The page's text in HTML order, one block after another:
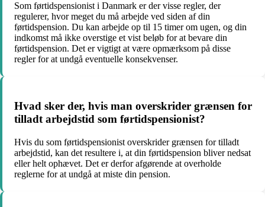
Som førtidspensionist i Danmark er der visse regler, der
regulerer, hvor meget du må arbejde ved siden af din
førtidspension. Du kan arbejde op til 15 timer om ugen, og din
indkomst må ikke overstige et vist beløb for at bevare din
førtidspension. Det er vigtigt at være opmærksom på disse
regler for at undgå eventuelle konsekvenser.
Hvad sker der, hvis man overskrider grænsen for
tilladt arbejdstid som førtidspensionist?
Hvis du som førtidspensionist overskrider grænsen for tilladt
arbejdstid, kan det resultere i, at din førtidspension bliver nedsat
eller helt ophævet. Det er derfor afgørende at overholde
reglerne for at undgå at miste din pension.